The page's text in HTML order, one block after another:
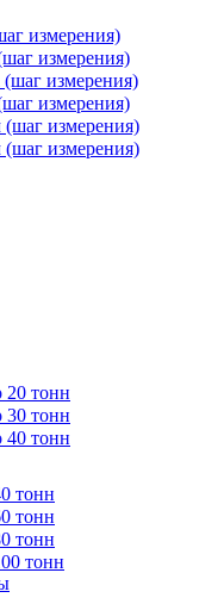
измерения)
измерения)
(шаг измерения)
измерения)
(шаг измерения)
(шаг измерения)
20 тонн
30 тонн
40 тонн
тонн
тонн
тонн
тонн